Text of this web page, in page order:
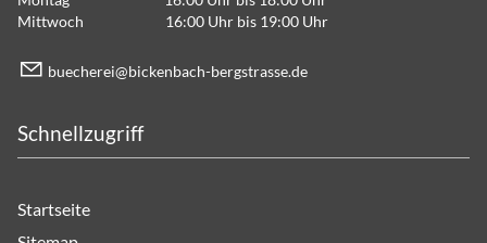
Mittwoch 16:00 Uhr bis 19:00 Uhr
b ch r b ck nb ch-b rgstr ss d
Schnellzugriff
Startseite